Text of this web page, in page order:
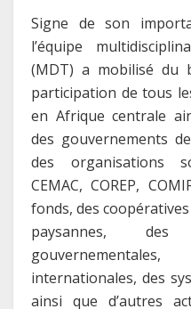
Signe de son
l’équipe
(MDT) a mobilisé du
participation de tous
en Afrique centrale
des gouvernements
des organisations
CEMAC, COREP,
fonds, des
paysannes,
internationales, des
ainsi que d’autres